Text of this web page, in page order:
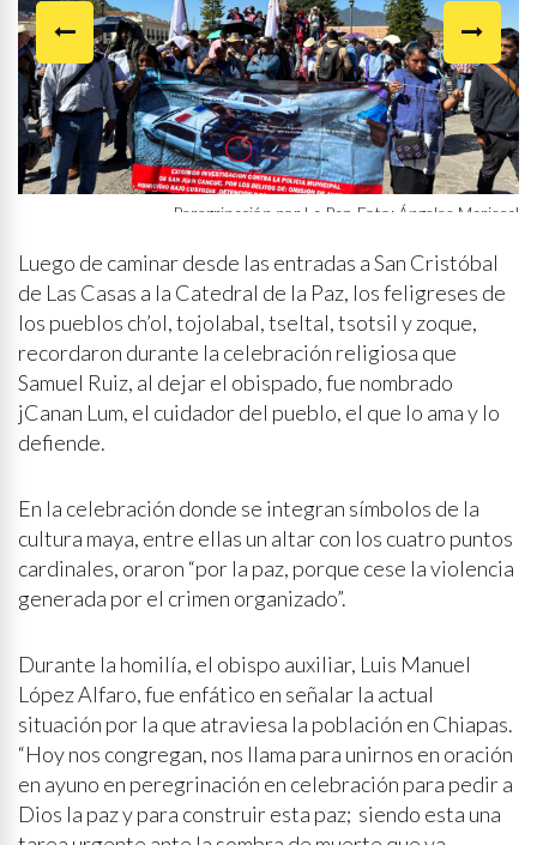
Peregrinación por La Paz. Foto: Ángeles Mariscal
Peregrinación por La Paz. Foto: Ángeles Mariscal
Peregrinación por La Paz. Foto: Ángeles Mariscal
Luego de caminar desde las entradas a San Cristóbal
de Las Casas a la Catedral de la Paz, los feligreses de
los pueblos ch’ol, tojolabal, tseltal, tsotsil y zoque,
recordaron durante la celebración religiosa que
Samuel Ruiz, al dejar el obispado, fue nombrado
jCanan Lum, el cuidador del pueblo, el que lo ama y lo
defiende.
En la celebración donde se integran símbolos de la
cultura maya, entre ellas un altar con los cuatro puntos
cardinales, oraron “por la paz, porque cese la violencia
generada por el crimen organizado”.
Durante la homilía, el obispo auxiliar, Luis Manuel
López Alfaro, fue enfático en señalar la actual
situación por la que atraviesa la población en Chiapas.
“Hoy nos congregan, nos llama para unirnos en oración
en ayuno en peregrinación en celebración para pedir a
Dios la paz y para construir esta paz; siendo esta una